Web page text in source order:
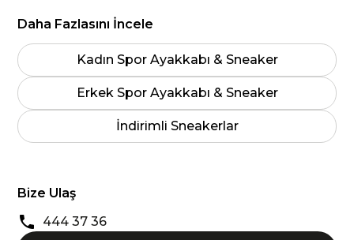
Daha Fazlasını İncele
Kadın Spor Ayakkabı & Sneaker
Erkek Spor Ayakkabı & Sneaker
İndirimli Sneakerlar
Bize Ulaş
444 37 36